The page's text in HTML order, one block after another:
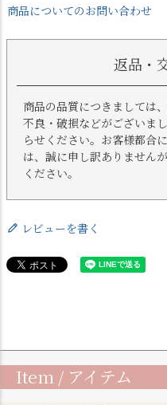
商品についてのお問い合わせ
返品・
商品の品質につきましては
不良・破損などがございま
らせください。お客様都合
は、誠に申し訳ありません
ください。
レビューを書く
Item / アイテム